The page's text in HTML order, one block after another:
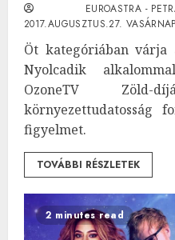
EUROASTRA -
2017.AUGUSZTUS.27.
Öt kategóriában várja
Nyolcadik
OzoneTV
környezettudatosság
figyelmet.
TOVÁBBI RÉSZLETEK
2 minutes read